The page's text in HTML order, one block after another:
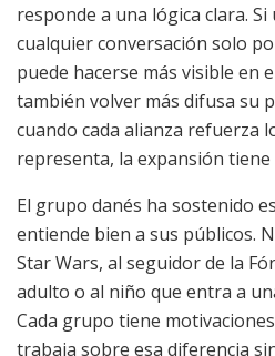
responde a una lógica clara.
cualquier conversación solo
puede hacerse más visible en
también volver más difusa su
cuando cada alianza refuerza
representa, la expansión tiene
El grupo danés ha sostenido
entiende bien a sus públicos.
Star Wars, al seguidor de la
adulto o al niño que entra a
Cada grupo tiene
trabaja sobre esa diferencia